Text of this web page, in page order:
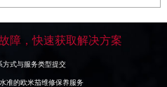
障，快速获取解决方案
方式与服务类型提交
准的欧米茄维修保养服务